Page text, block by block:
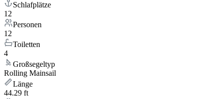
Schlafplätze
12
Personen
12
Toiletten
4
Großsegeltyp
Rolling Mainsail
Länge
44.29 ft